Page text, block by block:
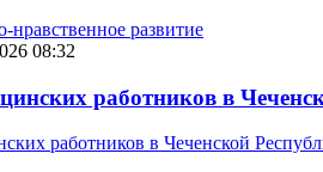
нравственное развитие
08:32
работников в